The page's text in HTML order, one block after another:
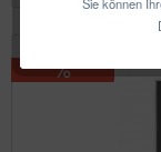
Sie können